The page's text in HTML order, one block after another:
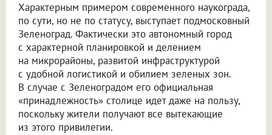
Характерным примером современного наукограда,
по сути, но не по статусу, выступает подмосковный
Зеленоград. Фактически это автономный город
с характерной планировкой и делением
на микрорайоны, развитой инфраструктурой
с удобной логистикой и обилием зеленых зон.
В случае с Зеленоградом его официальная
«принадлежность» столице идет даже на пользу,
поскольку жители получают все вытекающие
из этого привилегии.